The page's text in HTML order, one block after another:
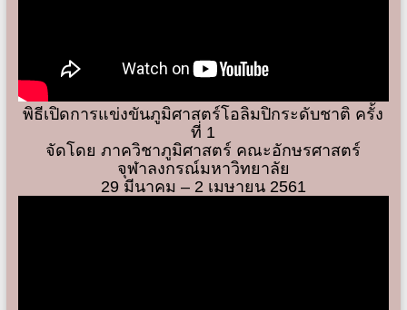
พิธีเปิดการแข่งขันภูมิศาสตร์โอลิมปิกระดับชาติ ครั้ง
ที่ 1
จัดโดย ภาควิชาภูมิศาสตร์ คณะอักษรศาสตร์
จุฬาลงกรณ์มหาวิทยาลัย
29 มีนาคม – 2 เมษายน 2561